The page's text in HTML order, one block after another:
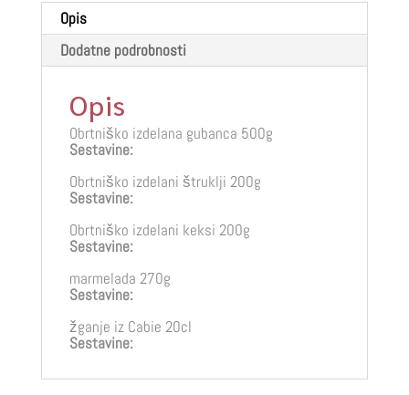
Opis
Dodatne podrobnosti
Opis
Obrtniško izdelana gubanca 500g
Sestavine:
Obrtniško izdelani štruklji 200g
Sestavine:
Obrtniško izdelani keksi 200g
Sestavine:
marmelada 270g
Sestavine:
žganje iz Cabie 20cl
Sestavine: